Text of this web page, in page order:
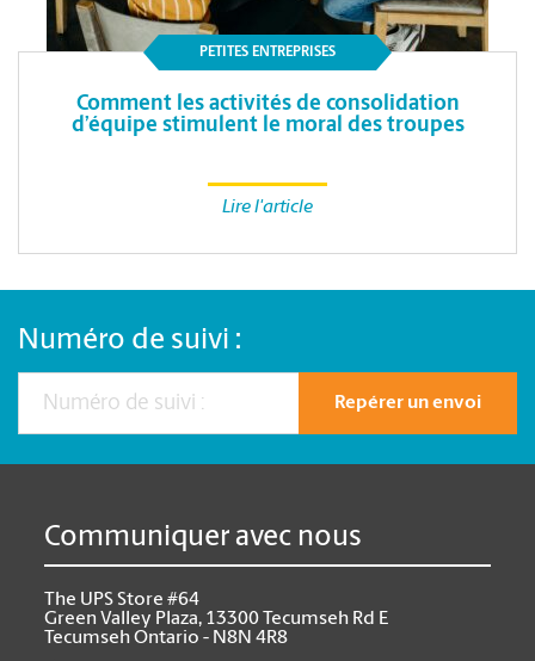
PETITES ENTREPRISES
Comment les activités de consolidation
d’équipe stimulent le moral des troupes
Lire l'article
Numéro de suivi :
Repérer un envoi
Communiquer avec nous
The UPS Store #64
Green Valley Plaza, 13300 Tecumseh Rd E
Tecumseh Ontario - N8N 4R8